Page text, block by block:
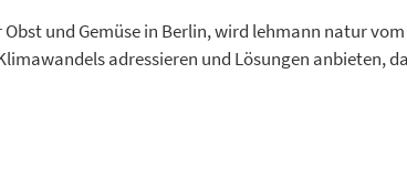
und Gemüse in Berlin, wird lehmann natur vom
adressieren und Lösungen anbieten,